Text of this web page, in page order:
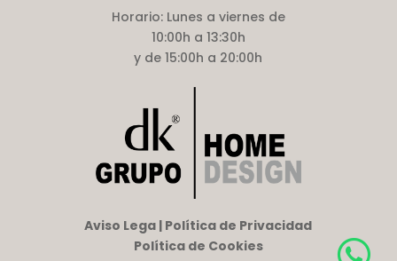
Horario:Lunes a viernes de
10:00h a 13:30h
y de 15:00h a 20:00h
Aviso Lega | Política de Privacidad
Política de Cookies